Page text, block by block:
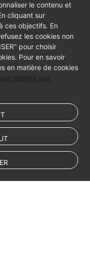
le contenu et
cliquant sur
ces objectifs. En
les cookies non
pour choisir
Pour en savoir
en matière de cookies
relative aux